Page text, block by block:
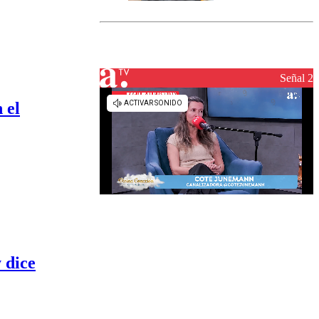
el
dice
el fin de la
reconstrucciónSeñal 2